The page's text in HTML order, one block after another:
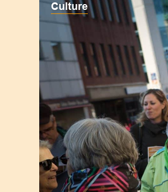
Culture